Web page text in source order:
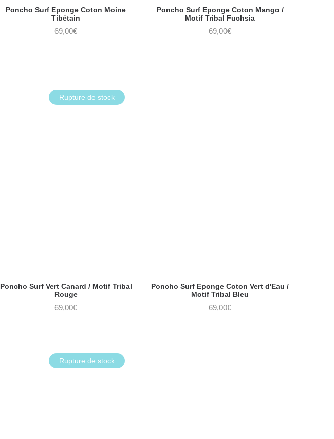
Poncho Surf Eponge Coton Moine
Tibétain
69,00€
Poncho Surf Eponge Coton Mango /
Motif Tribal Fuchsia
69,00€
Rupture de stock
Poncho Surf Vert Canard / Motif Tribal
Rouge
69,00€
Poncho Surf Eponge Coton Vert d'Eau /
Motif Tribal Bleu
69,00€
Rupture de stock